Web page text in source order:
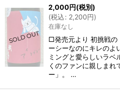
2,000円(税別)
(税込: 2,200円)
在庫なし
□発売元より 初挑戦の
ーシーなのにキレのよ
ミングと愛らしいラベ
くのファンに親しまれ
ー」。 …